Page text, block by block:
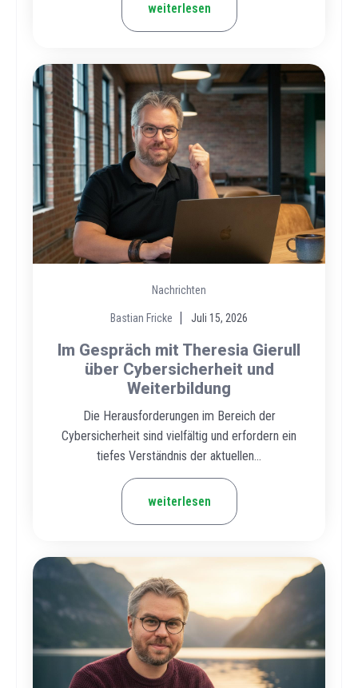
weiterlesen
Nachrichten
Bastian Fricke Juli 15, 2026
Im Gespräch mit Theresia Gierull
über Cybersicherheit und
Weiterbildung
Die Herausforderungen im Bereich der
Cybersicherheit sind vielfältig und erfordern ein
tiefes Verständnis der aktuellen...
weiterlesen